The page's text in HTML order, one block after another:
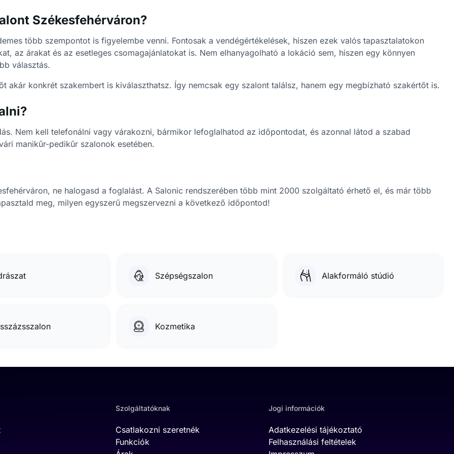
Székesfehérváron?
több szempontot is figyelembe venni. Fontosak a vendégértékelések, hiszen ezek valós tapasztalatokon
az árakat és az esetleges csomagajánlatokat is. Nem elhanyagolható a lokáció sem, hiszen egy könnyen
választás.
akár konkrét szakembert is kiválaszthatsz. Így nemcsak egy szalont találsz, hanem egy megbízható szakértőt is.
Nem kell telefonálni vagy várakozni, bármikor lefoglalhatod az időpontodat, és azonnal látod a szabad
manikűr-pedikűr szalonok esetében.
ne halogasd a foglalást. A Salonic rendszerében több mint 2000 szolgáltató érhető el, és már több
meg, milyen egyszerű megszervezni a következő időpontod!
Szépségszalon Alakformáló stúdió
Kozmetika
Szolgáltatóknak
Csatlakozni szeretnék
Funkciók
Jogi információk
Adatkezelési tájékoztató
Felhasználási feltételek